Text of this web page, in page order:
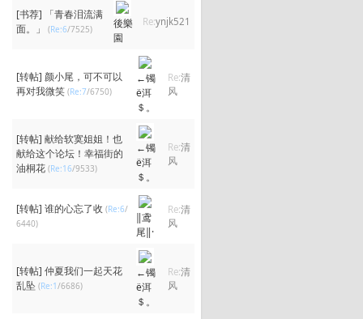
[书荐]
「青春泪流满
面。」
(Re:6/7525)
後樂
園
Re:ynjk521
[转帖] 颜小尾，可不可以
再对我微笑 (Re:7/6750)
←镯
ё洱
＄。
Re:清
风
[转帖] 献给软寞姐姐！也
献给这个论坛！幸福街的
油桐花 (Re:16/9533)
←镯
ё洱
＄。
Re:清
风
[转帖] 谁的心忘了收 (Re:6/
6440)
‖鸢
尾‖·
Re:清
风
[转帖] 仲夏我们一起天花
乱坠 (Re:1/6686)
←镯
ё洱
＄。
Re:清
风